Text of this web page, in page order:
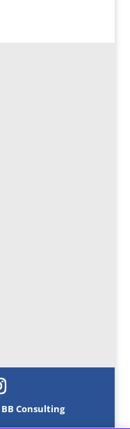
BB Consulting